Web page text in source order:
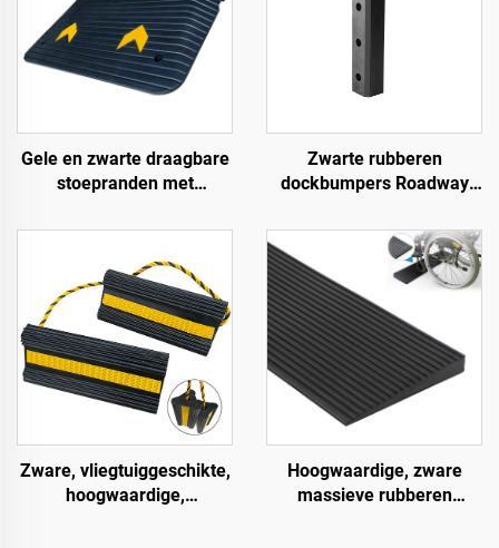
Gele en zwarte draagbare
stoepranden met
standaard
schouderdrempels,
rubberen basis materiaal
Zwarte rubberen
dockbumpers Roadway
Zware, vliegtuiggeschikte,
hoogwaardige,
Hoogwaardige, zware
massieve rubberen